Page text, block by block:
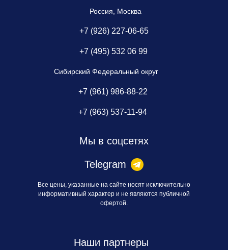
Все цены, указанные на сайте носят исключительно
информативный характер и не являются публичной
офертой.
Мы в соцсетях
Telegram
Наши партнеры
+7 (963) 537-11-94
+7 (961) 986-88-22
Сибирский Федеральный округ
+7 (926) 227-06-65
+7 (495) 532 06 99
Россия, Москва